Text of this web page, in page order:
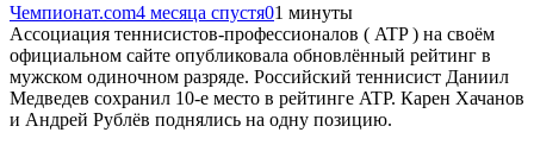
Чемпионат.com4 месяца спустя01 минуты
Ассоциация теннисистов-профессионалов ( ATP ) на своём
официальном сайте опубликовала обновлённый рейтинг в
мужском одиночном разряде. Российский теннисист Даниил
Медведев сохранил 10-е место в рейтинге ATP. Карен Хачанов
и Андрей Рублёв поднялись на одну позицию.